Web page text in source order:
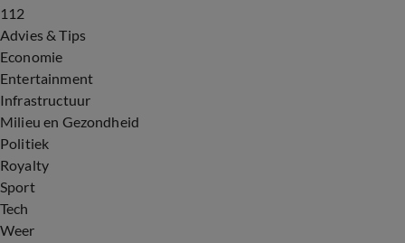
112
Advies & Tips
Economie
Entertainment
Infrastructuur
Milieu en Gezondheid
Politiek
Royalty
Sport
Tech
Weer